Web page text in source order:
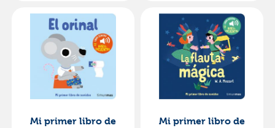
Mi primer libro de
Mi primer libro de